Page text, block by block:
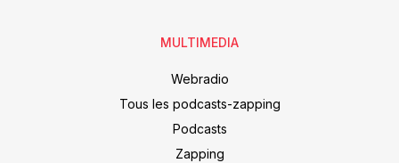
MULTIMEDIA
Webradio
Tous les podcasts-zapping
Podcasts
Zapping